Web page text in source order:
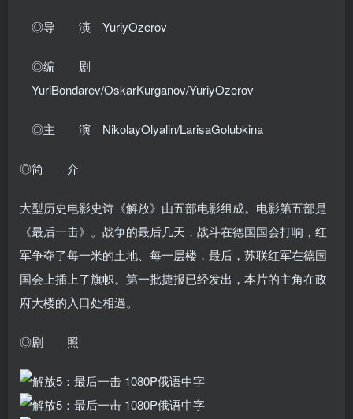
◎导 演 YuriyOzerov
◎编 剧
YuriBondarev/OskarKurganov/YuriyOzerov
◎主 演 NikolayOlyalin/LarisaGolubkina
◎简 介
大型历史电影史诗《解放》由五部电影组成。电影第五部是
《最后一击》。战争的最后几天，战斗在德国国会打响，红
军争夺了每一米的土地、每一层楼，最后，苏联红军在德国
国会上插上了旗帜。第一批捷报已经发出，本片的主角在政
府大楼的入口处相遇。
◎剧 照